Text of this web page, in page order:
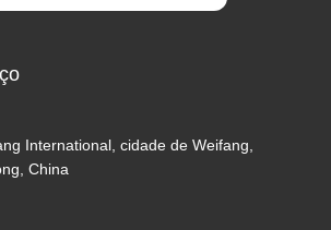
International, cidade de Weifang,
China